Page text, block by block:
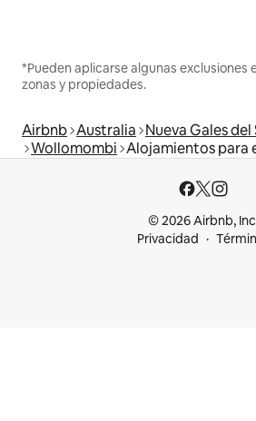
*Pueden aplicarse algunas exclusiones
zonas y propiedades.
Airbnb Australia Nueva Gales del
Wollomombi Alojamientos para
© 2026 Airbnb,
Privacidad